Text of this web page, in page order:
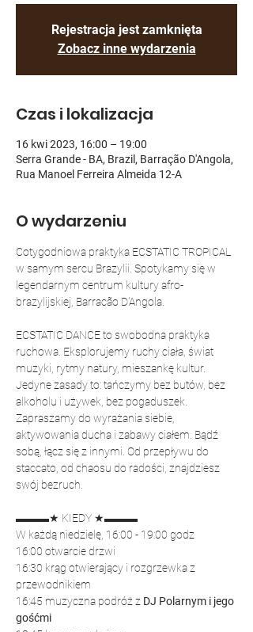
Rejestracja jest zamknięta
Zobacz inne wydarzenia
Czas i lokalizacja
16 kwi 2023, 16:00 – 19:00
Serra Grande - BA, Brazil, Barração D'Angola,
Rua Manoel Ferreira Almeida 12-A
O wydarzeniu
Cotygodniowa praktyka ECSTATIC TROPICAL
w samym sercu Brazylii. Spotykamy się w
legendarnym centrum kultury afro-
brazylijskiej, Barracão D'Angola.
ECSTATIC DANCE to swobodna praktyka
ruchowa. Eksplorujemy ruchy ciała, świat
muzyki, rytmy natury, mieszankę kultur.
Jedyne zasady to: tańczymy bez butów, bez
alkoholu i używek, bez pogaduszek.
Zapraszamy do wyrażania siebie,
aktywowania ducha i zabawy ciałem. Bądź
sobą, łącz się z innymi. Od przepływu do
staccato, od chaosu do radości, znajdziesz
swój bezruch.
▬▬▬★ KIEDY ★▬▬▬
W każdą niedzielę, 16:00 - 19:00 godz
16:00 otwarcie drzwi
16:30 krąg otwierający i rozgrzewka z
przewodnikiem
16:45 muzyczna podróż z DJ Polarnym i jego
gośćmi